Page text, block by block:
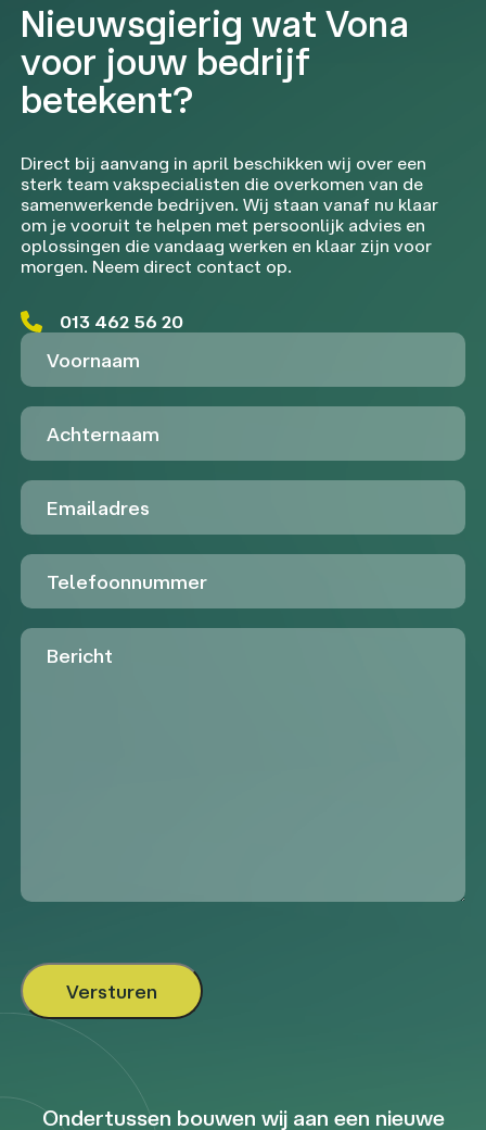
Nieuwsgierig wat Vona
voor jouw bedrijf
betekent?
Direct bij aanvang in april beschikken wij over een
sterk team vakspecialisten die overkomen van de
samenwerkende bedrijven. Wij staan vanaf nu klaar
om je vooruit te helpen met persoonlijk advies en
oplossingen die vandaag werken en klaar zijn voor
morgen. Neem direct contact op.
013 462 56 20
Voornaam
Achternaam
Emailadres
Telefoon
Untitled
Ondertussen bouwen wij aan een nieuwe